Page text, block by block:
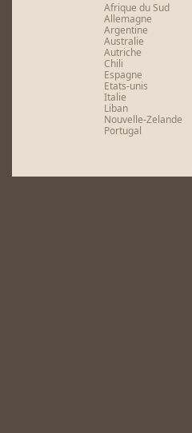
Afrique du Sud
Allemagne
Argentine
Australie
Autriche
Chili
Espagne
Etats-unis
Italie
Liban
Nouvelle-Zelande
Portugal